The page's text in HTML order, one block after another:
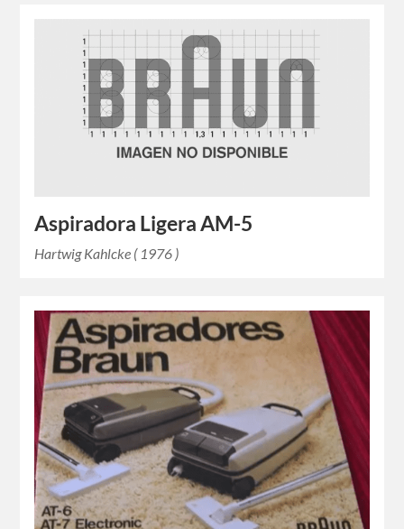
Aspiradora Ligera AM-5
Hartwig Kahlcke ( 1976 )